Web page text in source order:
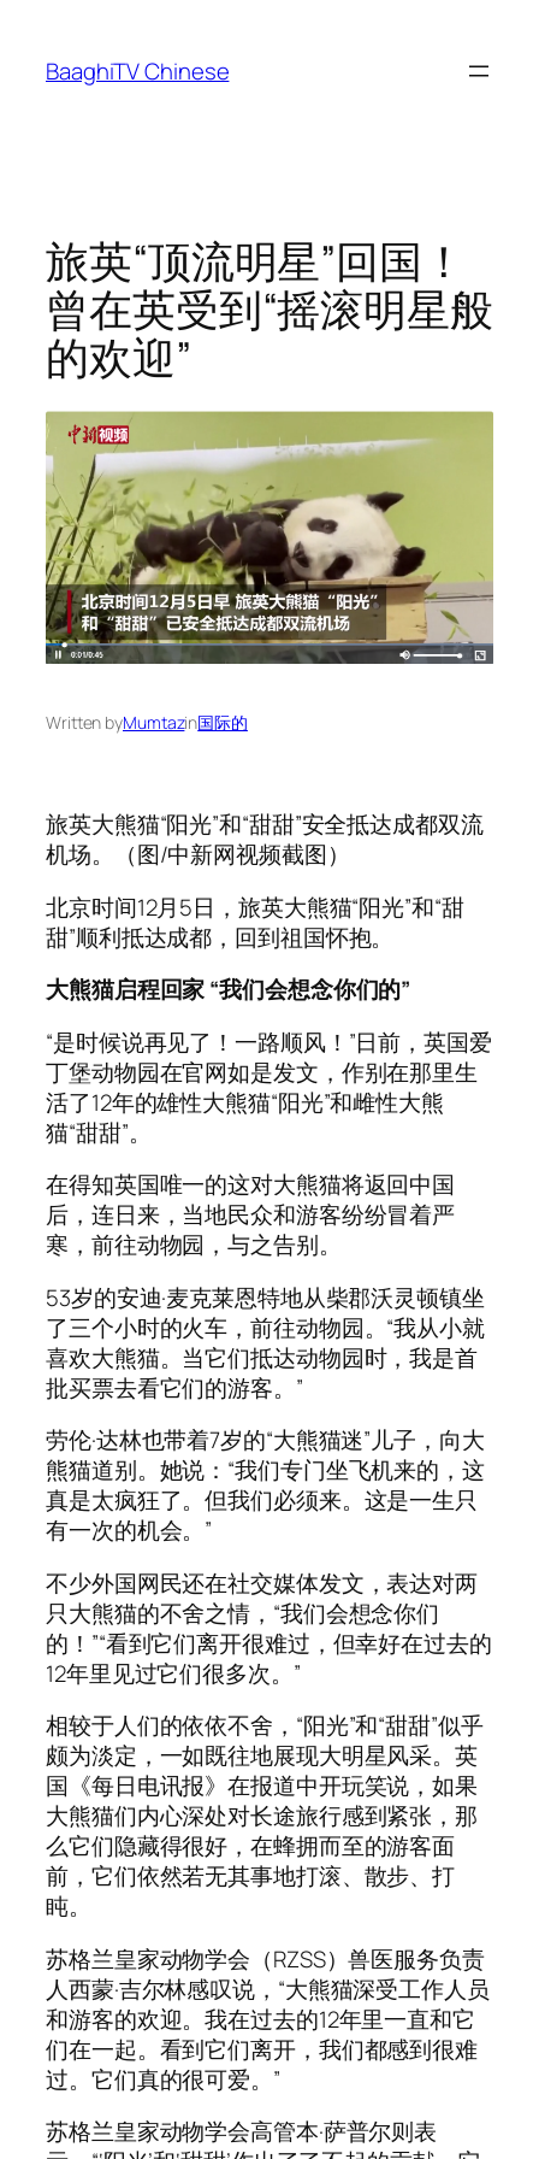
content
BaaghiTV Chinese
旅英“顶流明星”回国！
曾在英受到“摇滚明星般
的欢迎”
Written byMumtazin国际的
旅英大熊猫“阳光”和“甜甜”安全抵达成都双流
机场。（图/中新网视频截图）
北京时间12月5日，旅英大熊猫“阳光”和“甜
甜”顺利抵达成都，回到祖国怀抱。
大熊猫启程回家“我们会想念你们的”
“是时候说再见了！一路顺风！”日前，英国爱
丁堡动物园在官网如是发文，作别在那里生
活了12年的雄性大熊猫“阳光”和雌性大熊
猫“甜甜”。
在得知英国唯一的这对大熊猫将返回中国
后，连日来，当地民众和游客纷纷冒着严
寒，前往动物园，与之告别。
53岁的安迪·麦克莱恩特地从柴郡沃灵顿镇坐
了三个小时的火车，前往动物园。“我从小就
喜欢大熊猫。当它们抵达动物园时，我是首
批买票去看它们的游客。”
劳伦·达林也带着7岁的“大熊猫迷”儿子，向大
熊猫道别。她说：“我们专门坐飞机来的，这
真是太疯狂了。但我们必须来。这是一生只
有一次的机会。”
不少外国网民还在社交媒体发文，表达对两
只大熊猫的不舍之情，“我们会想念你们
的！”“看到它们离开很难过，但幸好在过去的
12年里见过它们很多次。”
相较于人们的依依不舍，“阳光”和“甜甜”似乎
颇为淡定，一如既往地展现大明星风采。英
国《每日电讯报》在报道中开玩笑说，如果
大熊猫们内心深处对长途旅行感到紧张，那
么它们隐藏得很好，在蜂拥而至的游客面
前，它们依然若无其事地打滚、散步、打
盹。
苏格兰皇家动物学会（RZSS）兽医服务负责
人西蒙·吉尔林感叹说，“大熊猫深受工作人员
和游客的欢迎。我在过去的12年里一直和它
们在一起。看到它们离开，我们都感到很难
过。它们真的很可爱。”
苏格兰皇家动物学会高管本·萨普尔则表